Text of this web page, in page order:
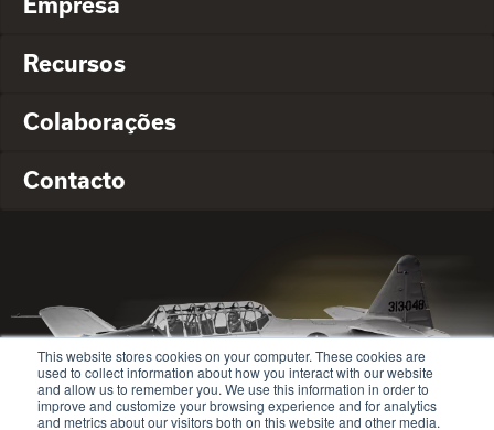
This website stores cookies on your computer. These cookies are
used to collect information about how you interact with our website
and allow us to remember you. We use this information in order to
improve and customize your browsing experience and for analytics
and metrics about our visitors both on this website and other media.
Recursos
Colaborações
Contacto